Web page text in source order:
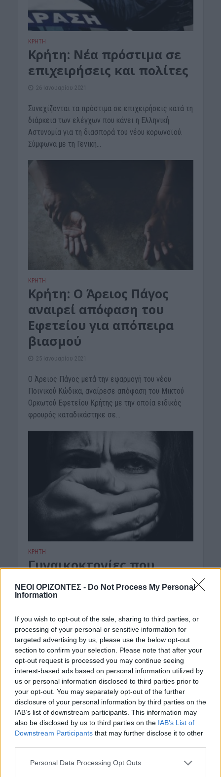
ΝΕΟΙ ΟΡΙΖΟΝΤΕΣ - Do Not Process My Personal
Information
If you wish to opt-out of the sale, sharing to third parties, or
processing of your personal or sensitive information for
targeted advertising by us, please use the below opt-out
section to confirm your selection. Please note that after your
opt-out request is processed you may continue seeing
interest-based ads based on personal information utilized by
us or personal information disclosed to third parties prior to
your opt-out. You may separately opt-out of the further
disclosure of your personal information by third parties on the
IAB’s list of downstream participants. This information may
also be disclosed by us to third parties on the IAB’s List of
Downstream Participants that may further disclose it to other
Personal Data Processing Opt Outs
ΚΡΗΤΗ
Κρήτη: Νέα πρόστιμα σε
επιχειρήσεις και πολίτες
26 Ιανουαρίου 2021
Συνεχίζονται τα πρόστιμα σε επιχειρήσεις κατά τη
διάρκεια των ελέγχων που κάνει η Ελληνική
Αστυνομία για τη διασπορά του νέου κορωνοϊού.
Σύμφωνα με τη Γενική...
ΚΡΗΤΗ
Κρήτη: Ο Άρειος Πάγος
αναιρεί απόφαση του
Εφετείου για απόπειρα
βιασμού
25 Ιανουαρίου 2021
Ο Άρειος Πάγος μετά την εφαρμογή του νέου
Ποινικού Κώδικα, αναίρεσε απόφαση του Mικτού
Ορκωτού Εφετείου Κρήτης με την οποία ειδικός
φρουρός καταδικάστηκε σε...
ΚΡΗΤΗ
Γυναικοκτονίες που
συγκλόνισαν την Κρήτη
25 Ιανουαρίου 2021
Δεν έχουν περάσει παρά μερικές μόνο ημέρες από
τη δολοφονία μιας 54χρονης γυναίκας – μητέρας
τριών παιδιών – από τον 48χρονο σύντροφό της
στα...